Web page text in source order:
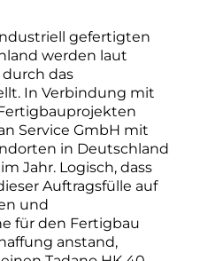
gefertigten
werden laut
das
In Verbindung mit
Service GmbH mit
in Deutschland
Jahr. Logisch, dass
Auftragsfülle auf
und
für den Fertigbau
anstand,